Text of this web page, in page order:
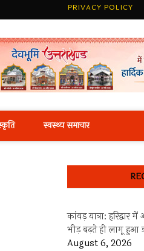
PRIVACY POLICY
स्वस्थ्य समाचार
कांवड़ यात्रा:
भीड़ बढ़ते ही लागू हुआ
August 6, 2026